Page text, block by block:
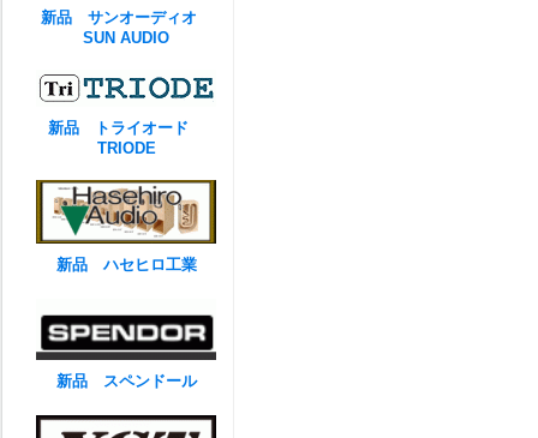
新品 サンオーディオ
SUN AUDIO
新品 トライオード
TRIODE
新品 ハセヒロ工業
新品 スペンドール